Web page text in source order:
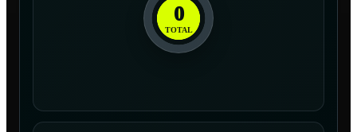
0
TOTAL